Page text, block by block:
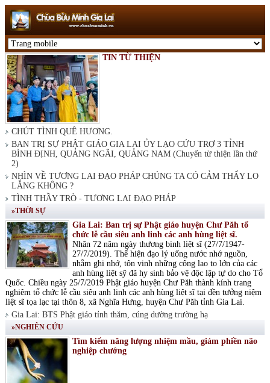
TIN TỪ THIỆN
CHÚT TÌNH QUÊ HƯƠNG.
BAN TRỊ SỰ PHẬT GIÁO GIA LAI ỦY LẠO CỨU TRỢ 3 TỈNH
BÌNH ĐỊNH, QUẢNG NGÃI, QUẢNG NAM (Chuyến từ thiện lần thứ
2)
NHÌN VỀ TƯƠNG LAI ĐẠO PHÁP CHÚNG TA CÓ CẢM THẤY LO
LẮNG KHÔNG ?
TÌNH THẦY TRÒ - TƯƠNG LAI ĐẠO PHÁP
»THỜI SỰ
Gia Lai: Ban trị sự Phật giáo huyện Chư Păh tổ
chức lễ cầu siêu anh linh các anh hùng liệt sĩ.
Nhân 72 năm ngày thương binh liệt sĩ (27/7/1947-
27/7/2019). Thể hiện đạo lý uống nước nhớ nguồn,
nhằm ghi nhớ, tôn vinh những công lao to lớn của các
anh hùng liệt sỹ đã hy sinh bảo vệ độc lập tự do cho Tổ
Quốc. Chiều ngày 25/7/2019 Phật giáo huyện Chư Păh thành kính trang
nghiêm tổ chức lễ cầu siêu anh linh các anh hùng liệt sĩ tại đền tưởng niệm
liệt sĩ tọa lạc tại thôn 8, xã Nghĩa Hưng, huyện Chư Păh tỉnh Gia Lai.
Gia Lai: BTS Phật giáo tỉnh thăm, cúng dường trường hạ
»NGHIÊN CỨU
Tìm kiếm năng lượng nhiệm mầu, giảm phiền não
nghiệp chướng